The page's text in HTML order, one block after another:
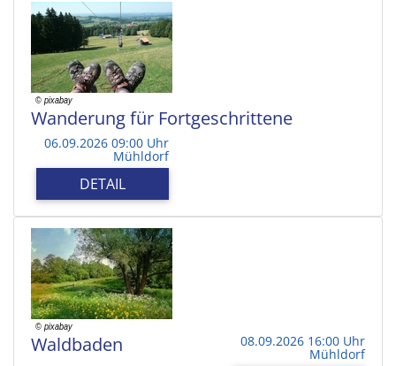
Wanderung für Fortgeschrittene
06.09.2026 09:00 Uhr
Mühldorf
DETAIL
Waldbaden 08.09.2026 16:00 Uhr
Mühldorf